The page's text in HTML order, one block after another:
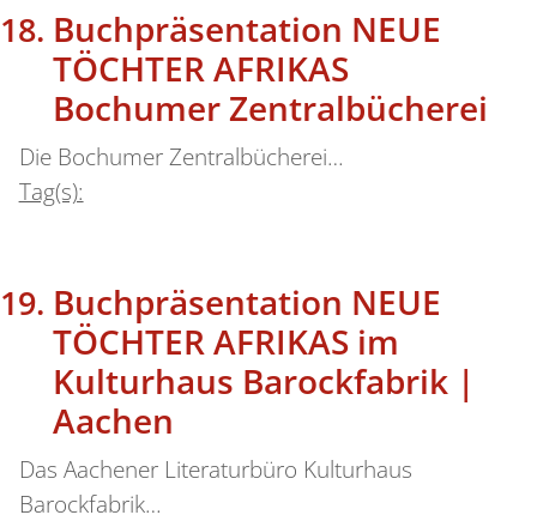
Buchpräsentation NEUE
TÖCHTER AFRIKAS
Bochumer Zentralbücherei
Die Bochumer Zentralbücherei…
Tag(s):
Buchpräsentation NEUE
TÖCHTER AFRIKAS im
Kulturhaus Barockfabrik |
Aachen
Das Aachener Literaturbüro Kulturhaus
Barockfabrik…